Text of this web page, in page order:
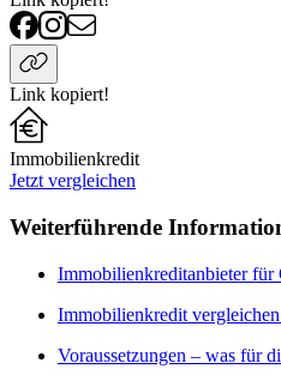
Link kopiert!
Immobilienkredit
Jetzt vergleichen
Weiterführende
Immobilienkreditanbieter für
Immobilienkredit
Voraussetzungen – was für